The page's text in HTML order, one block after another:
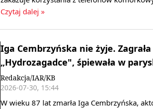
Czytaj dalej »
Iga Cembrzyńska nie żyje.
„Hydrozagadce", śpiewała w
Redakcja/IAR/KB
2026-07-30, 15:44
W wieku 87 lat zmarła Iga Cembrzyńska,